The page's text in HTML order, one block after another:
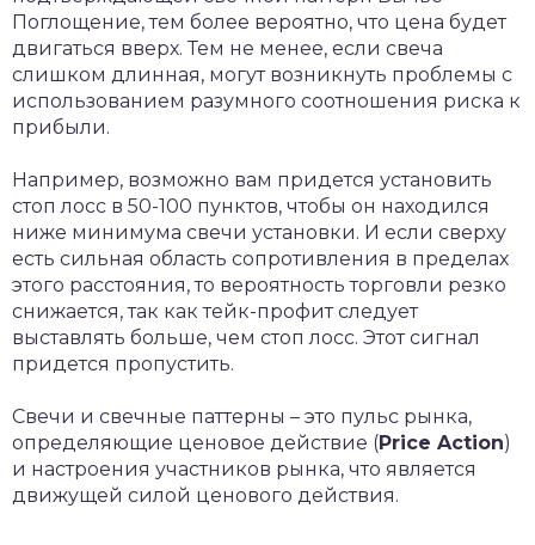
Поглощение, тем более вероятно, что цена будет
двигаться вверх. Тем не менее, если свеча
слишком длинная, могут возникнуть проблемы с
использованием разумного соотношения риска к
прибыли.
Например, возможно вам придется установить
стоп лосс в 50-100 пунктов, чтобы он находился
ниже минимума свечи установки. И если сверху
есть сильная область сопротивления в пределах
этого расстояния, то вероятность торговли резко
снижается, так как тейк-профит следует
выставлять больше, чем стоп лосс. Этот сигнал
придется пропустить.
Свечи и свечные паттерны – это пульс рынка,
определяющие ценовое действие (Price Action)
и настроения участников рынка, что является
движущей силой ценового действия.